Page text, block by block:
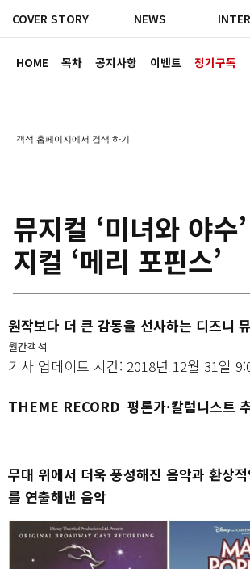
HOME 목차 공지사항 이벤트 정기구독
COVER STORY NEWS
뮤지컬 ‘미녀와 야수
지컬 ‘메리 포핀스’
원작보다 더 큰 감동을 선사하는 디즈니
월간객석
기사 업데이트 시간: 2018년 12월 31일
THEME RECORD 평론가·칼럼니스트
무대 위에서 더욱 풍성해진 음악과 환상
를 연출해낸 음악